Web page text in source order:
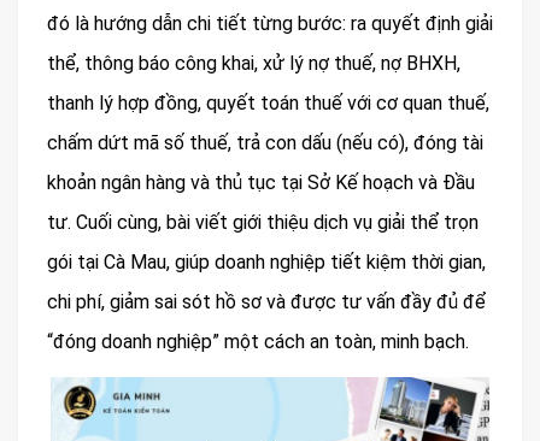
đó là hướng dẫn chi tiết từng bước: ra quyết định giải
thể, thông báo công khai, xử lý nợ thuế, nợ BHXH,
thanh lý hợp đồng, quyết toán thuế với cơ quan thuế,
chấm dứt mã số thuế, trả con dấu (nếu có), đóng tài
khoản ngân hàng và thủ tục tại Sở Kế hoạch và Đầu
tư. Cuối cùng, bài viết giới thiệu dịch vụ giải thể trọn
gói tại Cà Mau, giúp doanh nghiệp tiết kiệm thời gian,
chi phí, giảm sai sót hồ sơ và được tư vấn đầy đủ để
“đóng doanh nghiệp” một cách an toàn, minh bạch.